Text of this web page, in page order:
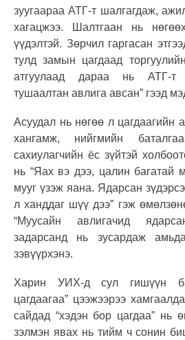
зуугаараа АТГ-т шалгагдаж,
хагацжээ. Шалтгаан нь
үүдэлтэй. Зөрчил гаргасан
тулд замын цагдаад
атгуулаад дараа нь АТГ-т
тушаалтан авлига авсан” гээд
Асуудал нь нөгөө л цагдаагийн
хангамж, нийгмийн
сахиулагчийн ёс зүйтэй
нь “Яах вэ дээ, цалин багатай
мууг үзэж яана. Ядарсан
л ханддаг шүү дээ” гэж
“Муусайн авлигачид
задарсанд нь зусардаж
зэвүүрхэнэ.
Харин УИХ-д сул гишүүн
цагдаагаа” цээжээрээ
сайдад “хэдэн бор цагдаа” нь
зэлмэн явах нь тийм ч сонин